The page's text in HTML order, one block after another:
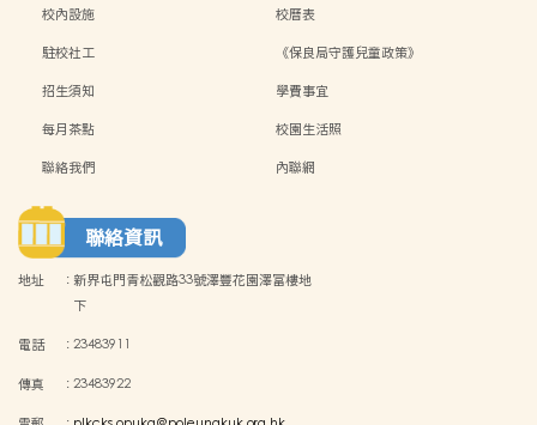
校內設施
校曆表
駐校社工
《保良局守護兒童政策》
招生須知
學費事宜
每月茶點
校園生活照
聯絡我們
內聯網
聯絡資訊
地址 :新界屯門青松觀路33號澤豐花園澤富樓地
下
電話 :23483911
傳真 :23483922